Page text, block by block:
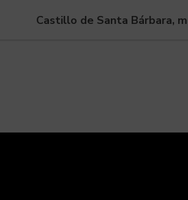
Castillo de Santa Bárbara,